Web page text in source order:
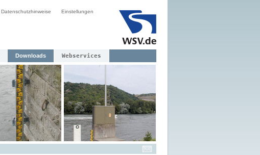
Datenschutzhinweise Einstellungen
Downloads Webservices